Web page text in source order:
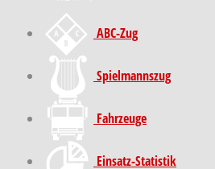
ABC-Zug
Spielmannszug
Fahrzeuge
Einsatz-Statistik